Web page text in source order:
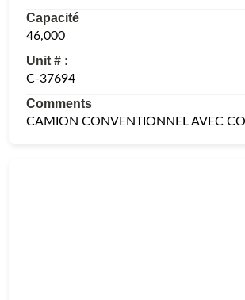
Capacité
46,000
Unit # :
C-37694
Comments
CAMION CONVENTIONNEL AVEC